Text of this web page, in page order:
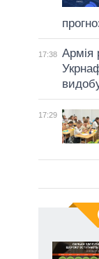
17:38 Армія
17:29